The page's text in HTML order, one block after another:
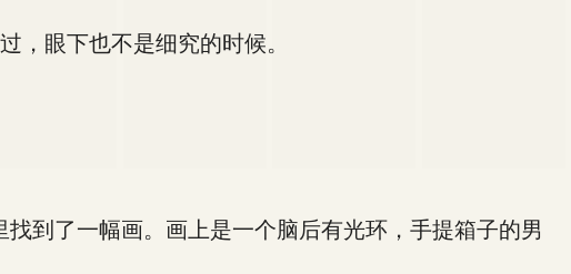
眼下也不是细究的时候。
到了一幅画。画上是一个脑后有光环，手提箱子的男